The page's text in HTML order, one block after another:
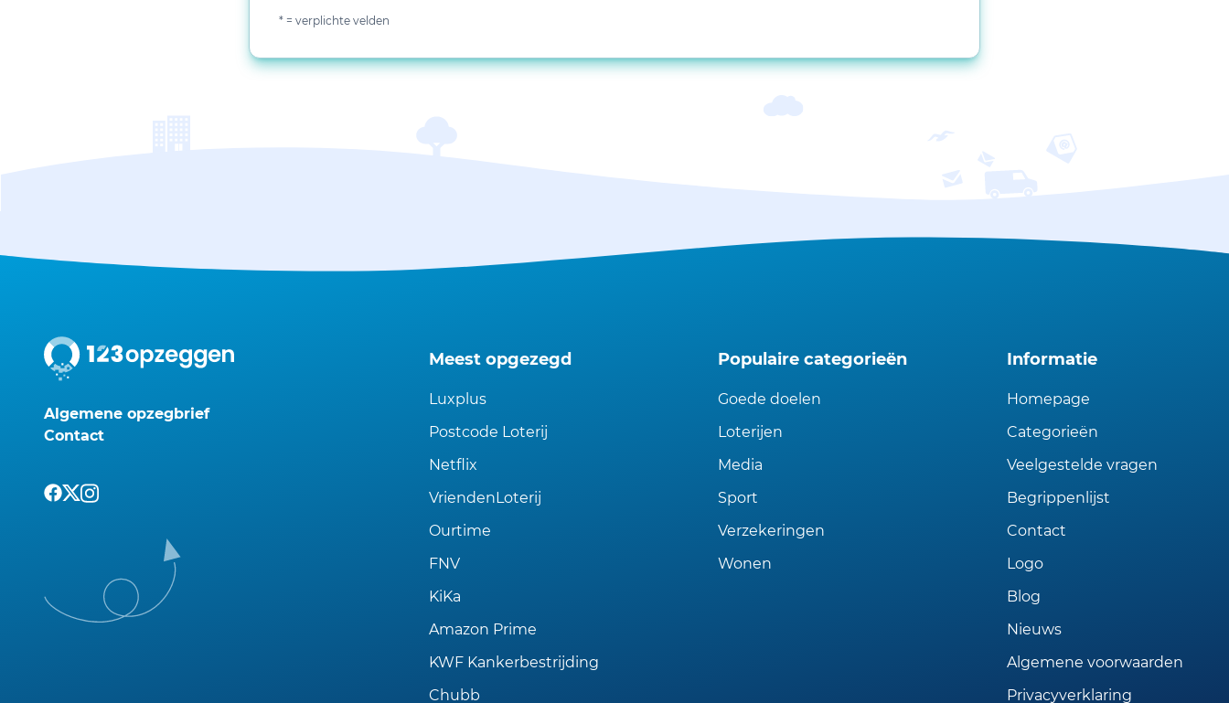
* = verplichte velden
Algemene opzegbrief
Contact
Meest opgezegd
Luxplus
Postcode Loterij
Netflix
VriendenLoterij
Ourtime
FNV
KiKa
Amazon Prime
KWF Kankerbestrijding
Chubb
Populaire categorieën
Goede doelen
Loterijen
Media
Sport
Verzekeringen
Wonen
Informatie
Homepage
Categorieën
Veelgestelde vragen
Begrippenlijst
Contact
Logo
Blog
Nieuws
Algemene voorwaarden
Privacyverklaring